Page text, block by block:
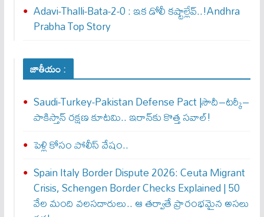
Adavi-Thalli-Bata-2-0 : ఇక డోలీ క‌ష్టాల్లేవ్..!Andhra
Prabha Top Story
జాతీయం :
Saudi-Turkey-Pakistan Defense Pact |సౌదీ–టర్కీ–
పాకిస్తాన్ రక్షణ కూటమి.. ఇరాన్‌కు కొత్త సవాల్!
పెళ్లి కోసం పోలీస్ వేషం..
Spain Italy Border Dispute 2026: Ceuta Migrant
Crisis, Schengen Border Checks Explained | 50
వేల మంది వలసదారులు.. ఆ తర్వాతే ప్రారంభ‌మైన అసలు